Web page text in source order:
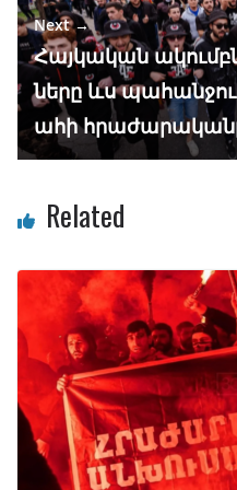
Next →
Հայկական
ները ևս
ահի
Related